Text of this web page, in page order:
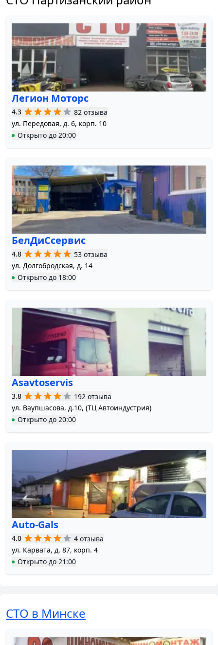
Легион Моторс
4.3
82 отзыва
ул. Передовая, д. 6, корп. 10
Открыто до 20:00
БелДиСсервис
4.8
53 отзыва
ул. Долгобродская, д. 14
Открыто до 18:00
Asavtoservis
3.8
192 отзыва
ул. Ваупшасова, д.10, (ТЦ Автоиндустрия)
Открыто до 20:00
Auto-Gals
4.0
4 отзыва
ул. Карвата, д. 87, корп. 4
Открыто до 21:00
СТО в Минске